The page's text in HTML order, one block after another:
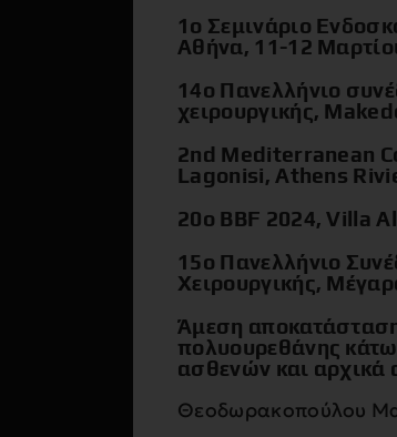
1ο Σεμινάριο
Αθήνα, 11-12
14o Πανελλήνιο
χειρουργικής,
2nd Mediterranean
Lagonisi, Athens
20ο BBF 2024, Villa
15o Πανελλήνιο
Χειρουργικής,
Άμεση
πολυουρεθάνης
ασθενών και αρχικά
Θεοδωρακοπούλου